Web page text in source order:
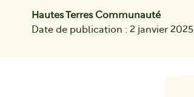
Hautes Terres Communauté
Date de publication : 2 janvier 2025